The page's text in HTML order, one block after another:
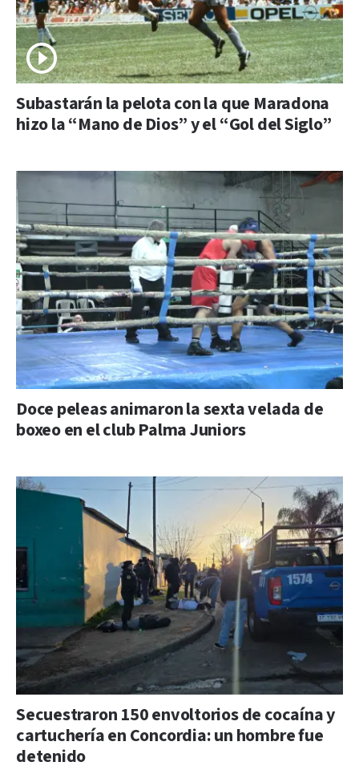
Subastarán la pelota con la que Maradona
hizo la “Mano de Dios” y el “Gol del Siglo”
Doce peleas animaron la sexta velada de
boxeo en el club Palma Juniors
Secuestraron 150 envoltorios de cocaína y
cartuchería en Concordia: un hombre fue
detenido